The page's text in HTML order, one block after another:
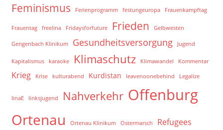
Feminismus Ferienprogramm festungeuropa Frauenkampftag
Frauentag freelina Fridaysforfuture Frieden Gelbwesten
Gengenbach Klinikum Gesundheitsversorgung Jugend
Kapitalismus karaoke Klimaschutz Klimawandel Kommentar
Krieg Krise kulturabend Kurdistan leavenoonebehind Legalize
linaE linksjugend Nahverkehr Offenburg
Ortenau Ortenau Klinikum Ostermarsch Refugees